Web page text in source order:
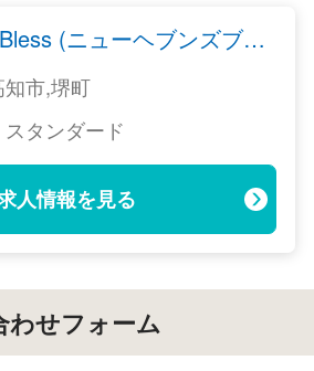
(ニューヘブンズブレ
市,堺町
タンダード
人情報を見る
わせフォーム